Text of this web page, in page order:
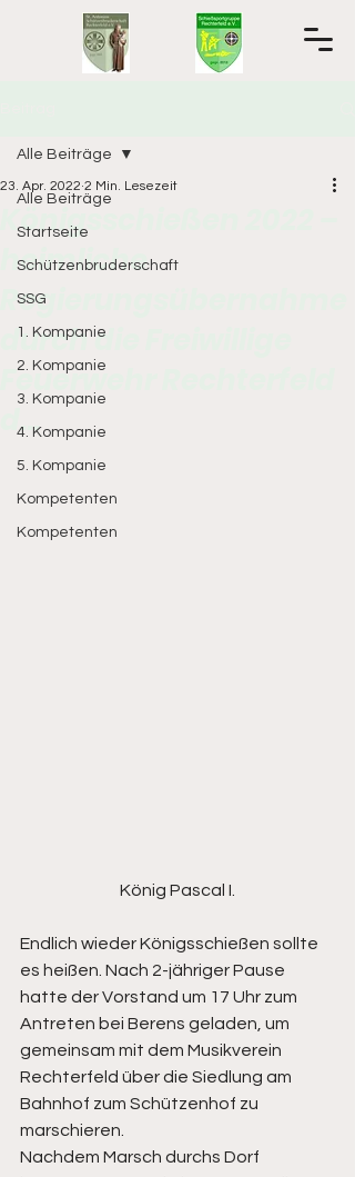
Alle Beiträge
Startseite
Schützenbruderschaft
SSG
1. Kompanie
2. Kompanie
3. Kompanie
4. Kompanie
5. Kompanie
Kompetenten
Kompetenten
Alle Beiträge
Königsschießen 2022 –
heimliche
Regierungsübernahme
durch die Freiwillige
Feuerwehr Rechterfeld
d...
23. Apr. 2022 2 Min. Lesezeit
König Pascal I.
Endlich wieder Königsschießen sollte
es heißen. Nach 2-jähriger Pause
hatte der Vorstand um 17 Uhr zum
Antreten bei Berens geladen, um
gemeinsam mit dem Musikverein
Rechterfeld über die Siedlung am
Bahnhof zum Schützenhof zu
marschieren.
Nachdem Marsch durchs Dorf